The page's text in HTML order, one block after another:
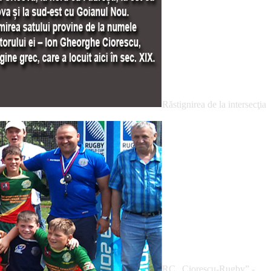
Răstignirea de la intersecţia
RC „Ciorescu-Rugby” -